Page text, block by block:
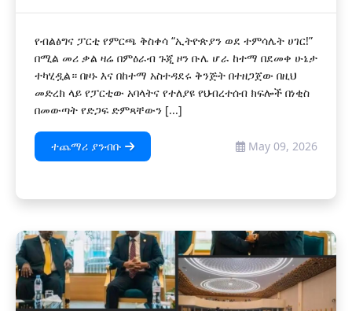
የብልፅግና ፓርቲ የምርጫ ቅስቀሳ “ኢትዮጵያን ወደ ተምሳሌት ሀገር!”
በሚል መሪ ቃል ዛሬ በምዕራብ ጉጂ ዞን ቡሌ ሆራ ከተማ በደመቀ ሁኔታ
ተካሂዷል። በዞኑ እና በከተማ አስተዳደሩ ቅንጅት በተዘጋጀው በዚህ
መድረክ ላይ የፓርቲው አባላትና የተለያዩ የህብረተሰብ ክፍሎች በነቂስ
በመውጣት የድጋፍ ድምጻቸውን [...]
ተጨማሪ ያንብቡ May 09, 2026